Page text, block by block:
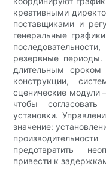
креативными
поставщиками и
генеральные
резервные периоды.
длительным
конструкции,
сценические модули
чтобы
установки.
значение:
предотвратить
привести к